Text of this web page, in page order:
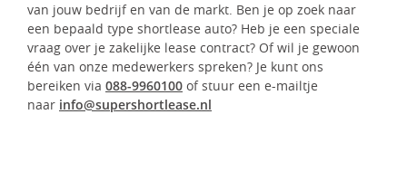
van jouw bedrijf en van de markt. Ben je op zoek naar
een bepaald type shortlease auto? Heb je een speciale
vraag over je zakelijke lease contract? Of wil je gewoon
één van onze medewerkers spreken? Je kunt ons
bereiken via 088-9960100 of stuur een e-mailtje
naar info@supershortlease.nl